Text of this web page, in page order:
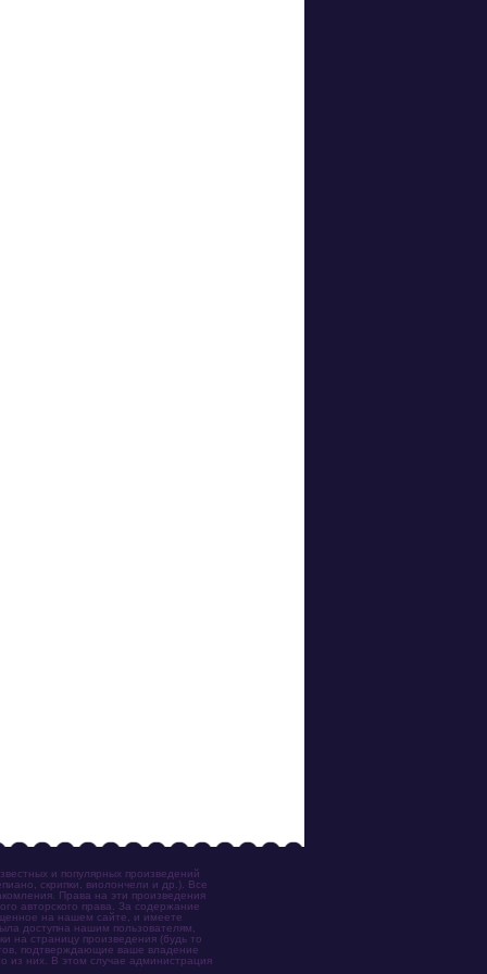
и популярных произведений
скрипки, виолончели и др.). Все
Права на эти произведения
авторского права. За содержание
на нашем сайте, и имеете
доступна нашим пользователям,
на страницу произведения (будь то
подтверждающие ваше владение
из них. В этом случае администрация